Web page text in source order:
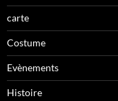
carte
Costume
Evènements
Histoire